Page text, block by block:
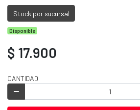
Stock por sucursal
Disponible
$ 17.900
CANTIDAD